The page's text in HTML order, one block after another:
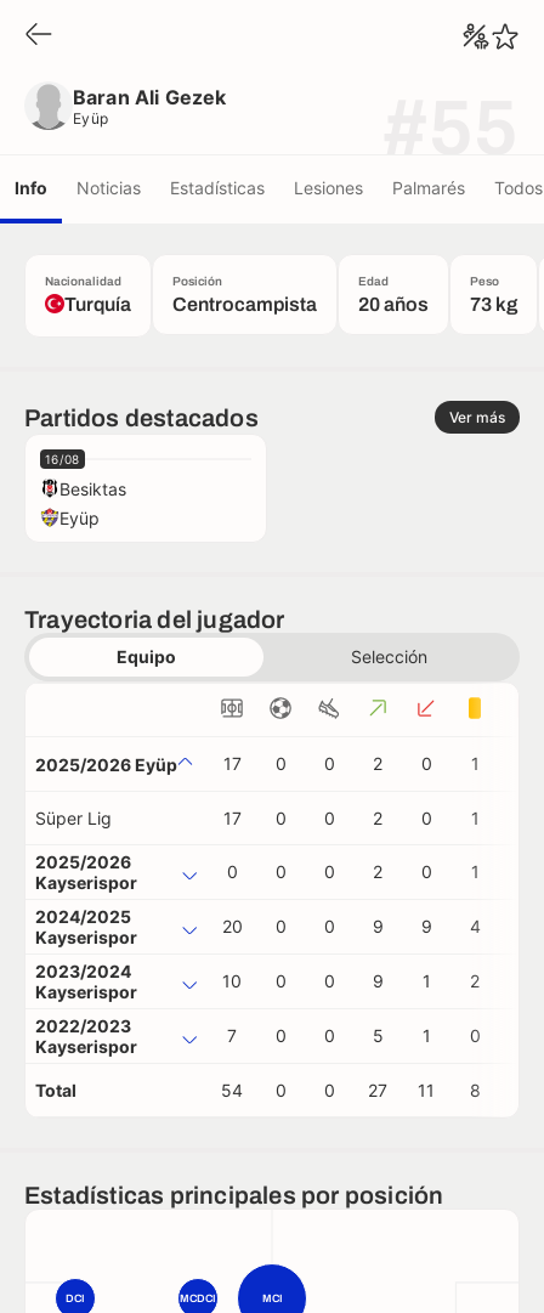
Baran Ali Gezek
Eyüp
Info Noticias Estadísticas Lesiones Palmarés
Nacionalidad
Turquía
Posición
Centrocampista
Edad
20 años
Peso
73 kg
Partidos destacados Ver más
16/08
Besiktas
Eyüp
Trayectoria del jugador
Equipo Selección
2025/2026 Eyüp 17 0 0 2 0 1
Süper Lig 17 0 0 2 0 1
2025/2026
Kayserispor
0 0 0 2 0 1
2024/2025
Kayserispor
20 0 0 9 9 4
2023/2024
Kayserispor
10 0 0 9 1 2
2022/2023
Kayserispor
7 0 0 5 1 0
Total 54 0 0 27 11 8
Estadísticas principales por posición
MCI
MCDCI
DCI